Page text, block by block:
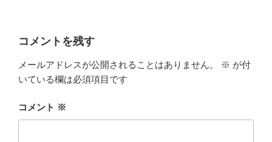
コメントを残す
メールアドレスが公開されることはありません。 ※ が付
いている欄は必須項目です
コメント ※